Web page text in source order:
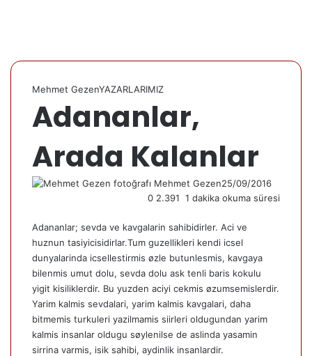
Mehmet GezenYAZARLARIMIZ
Adananlar,
Arada Kalanlar
Mehmet Gezen25/09/2016
0 2.391 1 dakika okuma süresi
Adananlar; sevda ve kavgalarin sahibidirler. Aci ve
huznun tasiyicisidirlar.Tum guzellikleri kendi icsel
dunyalarinda icsellestirmis øzle butunlesmis, kavgaya
bilenmis umut dolu, sevda dolu ask tenli baris kokulu
yigit kisiliklerdir. Bu yuzden aciyi cekmis øzumsemislerdir.
Yarim kalmis sevdalari, yarim kalmis kavgalari, daha
bitmemis turkuleri yazilmamis siirleri oldugundan yarim
kalmis insanlar oldugu søylenilse de aslinda yasamin
sirrina varmis, isik sahibi, aydinlik insanlardir.